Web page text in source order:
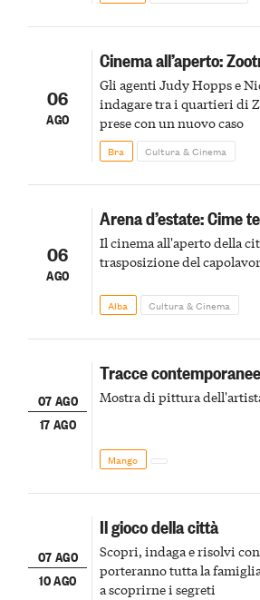
06
AGO
Cinema all’aperto:
Gli agenti Judy Hopps e
indagare tra i quartieri di
prese con un nuovo caso
Bra Cultura & Cinema
06
AGO
Arena d’estate: Cime
Il cinema all'aperto della
trasposizione del
Alba Cultura & Cinema
07 AGO
17 AGO
Tracce contemporanee
Mostra di pittura
Mango
07 AGO
10 AGO
Il gioco della città
Scopri, indaga e risolvi
porteranno tutta la
a scoprirne i segreti